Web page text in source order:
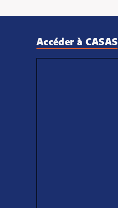
Accéder à CASAS